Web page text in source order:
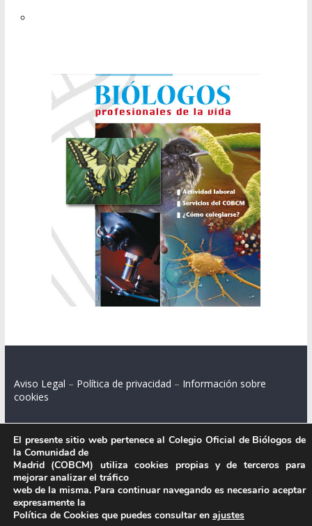
Aviso Legal – Política de privacidad – Información sobre
cookies
Colegio Oficial de Biólogos de la Comunidad de Madrid.
C/ Santa Engracia 108, 2º int.izq. 28003 Madrid.
El presente sitio web pertenece al Colegio Oficial de Biólogos de
la Comunidad de
Madrid (COBCM) utiliza cookies propias y de terceros para
mejorar analizar el tráfico
web de la misma. Para continuar navegando es necesario aceptar
expresamente la
Política de Cookies que puedes consultar en ajustes